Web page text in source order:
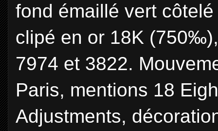
fond émaillé vert
clipé en or 18K
7974 et 3822.
Paris, mentions 18
Adjustments,